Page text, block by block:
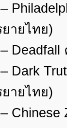
ายไทย)
Dark
ายไทย)